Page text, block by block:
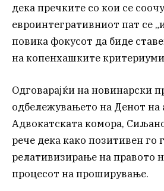
дека пречките со кои се
евроинтегративниот пат се
повика фокусот да биде
на копенхашките
Одговарајќи на новинарски
одбележувањето на Денот на
Адвокатската комора,
рече дека како позитивен го
релативизирање на правото
процесот на проширување.